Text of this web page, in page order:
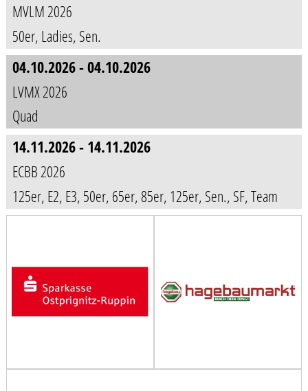
MVLM 2026
50er, Ladies, Sen.
04.10.2026 - 04.10.2026
LVMX 2026
Quad
14.11.2026 - 14.11.2026
ECBB 2026
125er, E2, E3, 50er, 65er, 85er, 125er, Sen., SF, Team